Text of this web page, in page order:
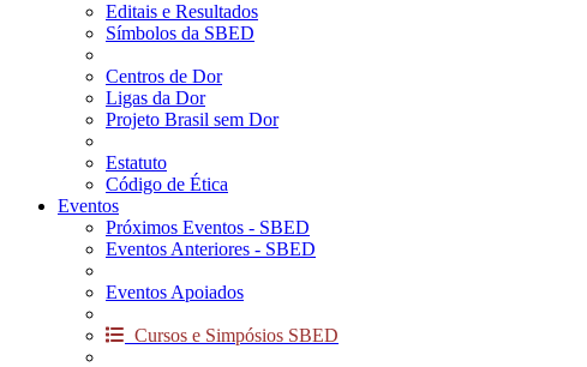
Editais e Resultados
Símbolos da SBED
Centros de Dor
Ligas da Dor
Projeto Brasil sem Dor
Estatuto
Código de Ética
Eventos
Próximos Eventos - SBED
Eventos Anteriores - SBED
Eventos Apoiados
Cursos e Simpósios SBED